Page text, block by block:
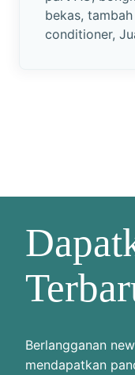
bekas,
conditioner,
Berlangganan
mendapatkan